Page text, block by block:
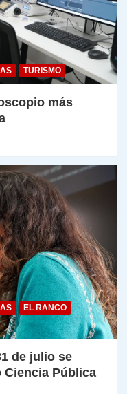
TURISMO
más
EL RANCO
de julio se
Pública